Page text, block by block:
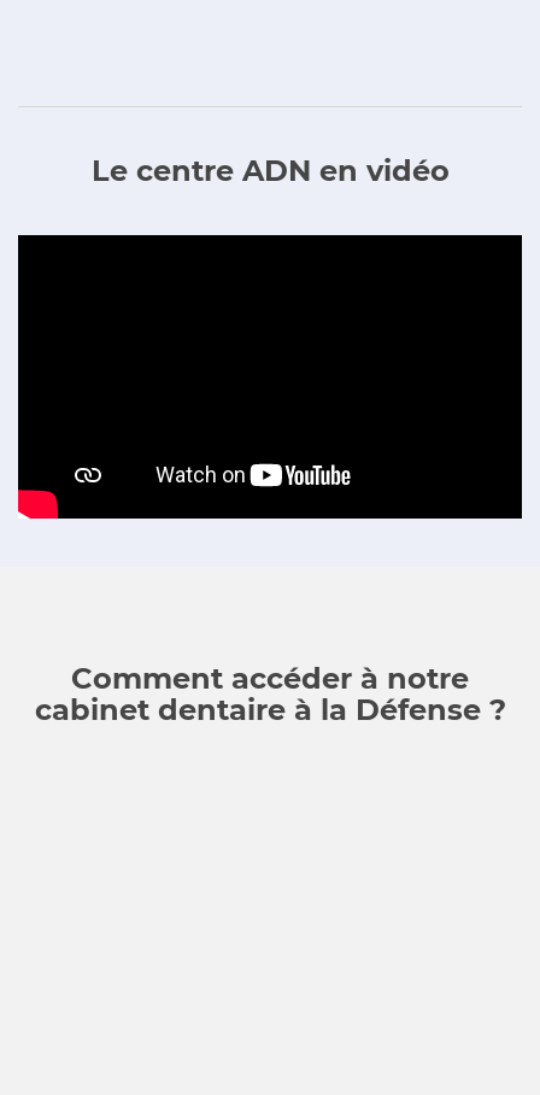
Le centre ADN en vidéo
Comment accéder à notre
cabinet dentaire à la Défense ?